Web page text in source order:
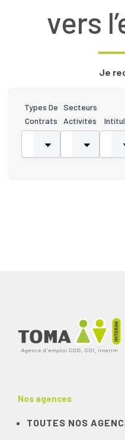
vers
Je
Types De
Contrats
Secteurs
Activités
Nos agences
TOUTES NOS